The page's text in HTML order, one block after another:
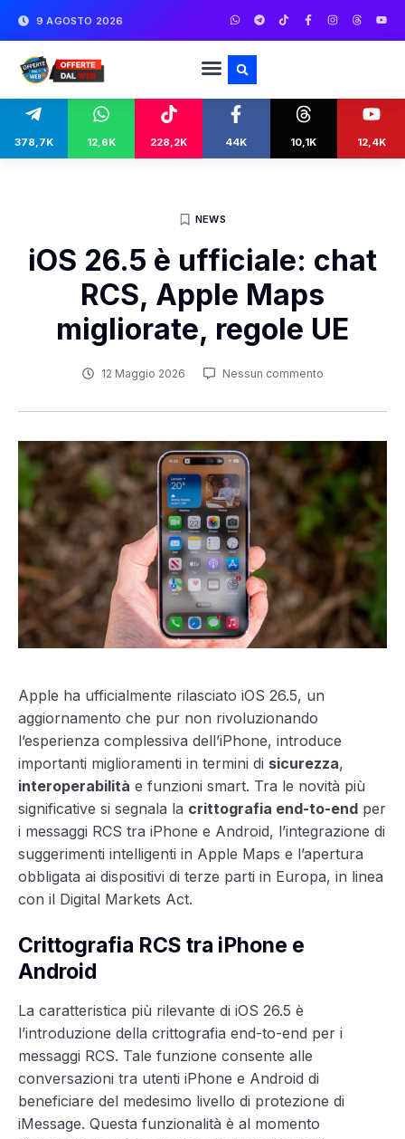
9 AGOSTO 2026
378,7K 12,6K 228,2K 44K 10,1K 12,4K
NEWS
iOS 26.5 è ufficiale: chat
RCS, Apple Maps
migliorate, regole UE
12 Maggio 2026 Nessun commento
Apple ha ufficialmente rilasciato iOS 26.5, un
aggiornamento che pur non rivoluzionando
l’esperienza complessiva dell’iPhone, introduce
importanti miglioramenti in termini di sicurezza,
interoperabilità e funzioni smart. Tra le novità più
significative si segnala la crittografia end-to-end per
i messaggi RCS tra iPhone e Android, l’integrazione di
suggerimenti intelligenti in Apple Maps e l’apertura
obbligata ai dispositivi di terze parti in Europa, in linea
con il Digital Markets Act.
Crittografia RCS tra iPhone e
Android
La caratteristica più rilevante di iOS 26.5 è
l’introduzione della crittografia end-to-end per i
messaggi RCS. Tale funzione consente alle
conversazioni tra utenti iPhone e Android di
beneficiare del medesimo livello di protezione di
iMessage. Questa funzionalità è al momento